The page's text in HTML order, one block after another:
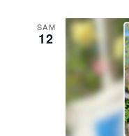
SAM
12